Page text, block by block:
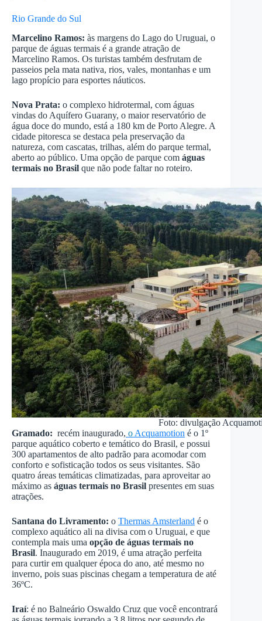
Rio Grande do Sul
Marcelino Ramos: às margens do Lago do Uruguai, o
parque de águas termais é a grande atração de
Marcelino Ramos. Os turistas também desfrutam de
passeios pela mata nativa, rios, vales, montanhas e um
lago propício para esportes náuticos.
Nova Prata: o complexo hidrotermal, com águas
vindas do Aquífero Guarany, o maior reservatório de
água doce do mundo, está a 180 km de Porto Alegre. A
cidade pitoresca se destaca pela preservação da
natureza, com cascatas, trilhas, além do parque termal,
aberto ao público. Uma opção de parque com águas
termais no Brasil que não pode faltar no roteiro.
Foto: divulgação
Gramado: recém inaugurado, o Acquamotion é o 1º
parque aquático coberto e temático do Brasil, e possui
300 apartamentos de alto padrão para acomodar com
conforto e sofisticação todos os seus visitantes. São
quatro áreas temáticas climatizadas, para aproveitar ao
máximo as águas termais no Brasil presentes em suas
atrações.
Santana do Livramento: o Thermas Amsterland é o
complexo aquático ali na divisa com o Uruguai, e que
contempla mais uma opção de águas termais no
Brasil. Inaugurado em 2019, é uma atração perfeita
para curtir em qualquer época do ano, até mesmo no
inverno, pois suas piscinas chegam a temperatura de até
36ºC.
Iraí: é no Balneário Oswaldo Cruz que você encontrará